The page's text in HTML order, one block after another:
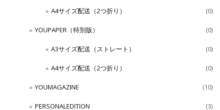
A4サイズ配送（2つ折り） (0)
YOUPAPER（特別版） (0)
A3サイズ配送（ストレート） (0)
A4サイズ配送（2つ折り） (0)
YOUMAGAZINE (10)
PERSONALEDITION (3)